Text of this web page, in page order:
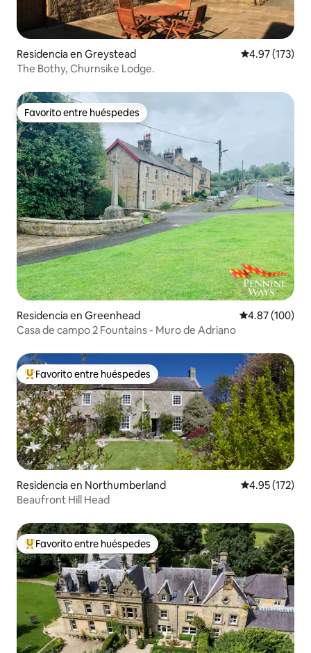
Residencia en Greystead Calificación
4.97 (173)
The Bothy, Churnsike Lodge.
Favorito entre huéspedes
Favorito entre huéspedes
Residencia en Greenhead Calificación
4.87 (100)
Casa de campo 2 Fountains - Muro de Adriano
De los mejores en Favorito entre huéspedes
Favorito entre huéspedes
Residencia en Northumberland Calificación
4.95 (172)
Beaufront Hill Head
De los mejores en Favorito entre huéspedes
Favorito entre huéspedes